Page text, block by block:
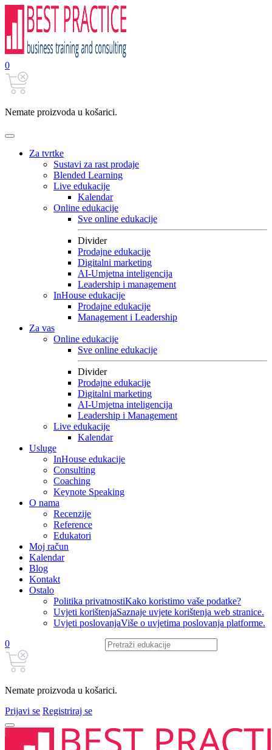
0
Nemate proizvoda u košarici.
Za tvrtke
Sustavi za rast prodaje
Blended Learning
Live edukacije
Kalendar
Online edukacije
Sve online edukacije
Divider
Prodajne edukacije
Digitalni marketing
AI-Umjetna inteligencija
Leadership i management
InHouse edukacije
Prodajne edukacije
Management i Leadership
Za vas
Online edukacije
Sve online edukacije
Divider
Prodajne edukacije
Digitalni marketing
AI-Umjetna inteligencija
Leadership i Management
Live edukacije
Kalendar
Usluge
InHouse edukacije
Consulting
Coaching
Keynote Speaking
O nama
Recenzije
Reference
Edukatori
Moj račun
Kalendar
Blog
Kontakt
Ostalo
Politika privatnostiKako koristimo vaše podatke?
Uvjeti korištenjaSaznaje uvjete korištenja web stranice.
Uvjeti poslovanjaViše o uvjetima poslovanja platforme.
0
Nemate proizvoda u košarici.
Prijavi se Registriraj se